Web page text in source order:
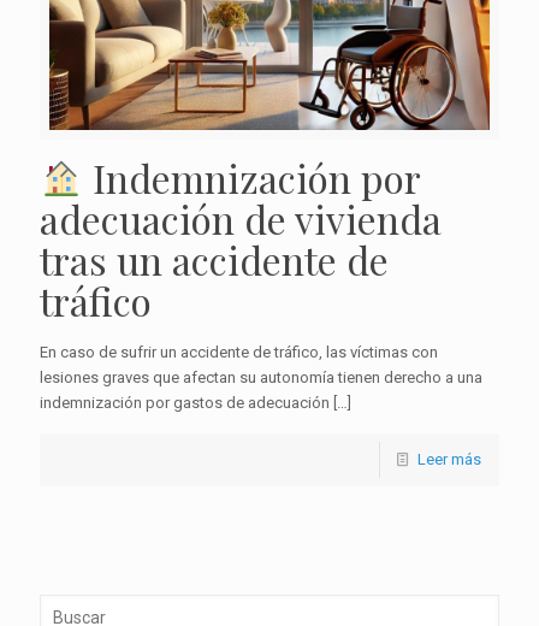
Indemnización por
adecuación de vivienda
tras un accidente de
tráfico
En caso de sufrir un accidente de tráfico, las víctimas con
lesiones graves que afectan su autonomía tienen derecho a una
indemnización por gastos de adecuación
Leer más